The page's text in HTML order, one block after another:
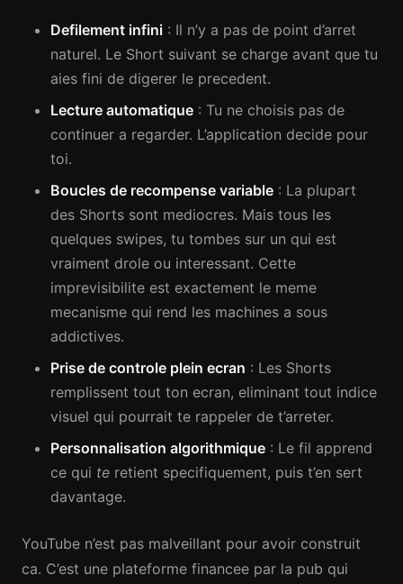
Defilement infini : Il n’y a pas de point d’arret
naturel. Le Short suivant se charge avant que tu
aies fini de digerer le precedent.
Lecture automatique : Tu ne choisis pas de
continuer a regarder. L’application decide pour
toi.
Boucles de recompense variable : La plupart
des Shorts sont mediocres. Mais tous les
quelques swipes, tu tombes sur un qui est
vraiment drole ou interessant. Cette
imprevisibilite est exactement le meme
mecanisme qui rend les machines a sous
addictives.
Prise de controle plein ecran : Les Shorts
remplissent tout ton ecran, eliminant tout indice
visuel qui pourrait te rappeler de t’arreter.
Personnalisation algorithmique : Le fil apprend
ce qui te retient specifiquement, puis t’en sert
davantage.
YouTube n’est pas malveillant pour avoir construit
ca. C’est une plateforme financee par la pub qui